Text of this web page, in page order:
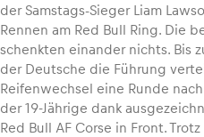
der Samstags-Sieger Liam
Rennen am Red Bull Ring. Die
schenkten einander nichts. Bis
der Deutsche die Führung
Reifenwechsel eine Runde
der 19-Jährige dank
Red Bull AF Corse in Front.